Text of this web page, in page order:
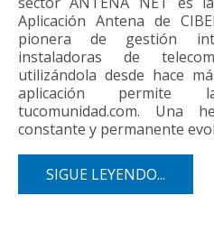
Aplicación Antena de
pionera de gestión
instaladoras de
utilizándola desde hace
aplicación permite
tucomunidad.com. Una
constante y permanente
SIGUE LEYENDO...